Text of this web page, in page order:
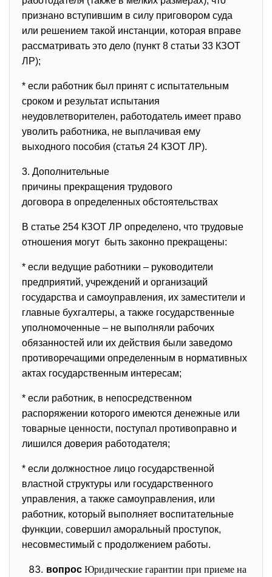
признано вступившим в силу приговором суда
или решением такой инстанции, которая вправе
рассматривать это дело (пункт 8 статьи 33 КЗОТ
ЛР);
* если работник был принят с испытательным
сроком и результат испытания
неудовлетворителен, работодатель имеет право
уволить работника, не выплачивая ему
выходного пособия (статья 24 КЗОТ ЛР).
3. Дополнительные
причины прекращения трудового
договора в определенных обстоятельствах
В статье 254 КЗОТ ЛР определено, что трудовые
отношения могут быть законно прекращены:
* если ведущие работники – руководители
предприятий, учреждений и организаций
государства и самоуправления, их заместители и
главные бухгалтеры, а также государственные
уполномоченные – не выполняли рабочих
обязанностей или их действия были заведомо
противоречащими определeнным в нормативных
актах государственным интересам;
* если работник, в непосредственном
распоряжении которого имеются денежные или
товарные ценности, поступал противоправно и
лишился доверия работодателя;
* если должностное лицо государственной
властной структуры или государственного
управления, а также самоуправления, или
работник, который выполняет воспитательные
функции, совершил аморальный проступок,
несовместимый с продолжением работы.
вопрос Юридические гарантии при приеме на